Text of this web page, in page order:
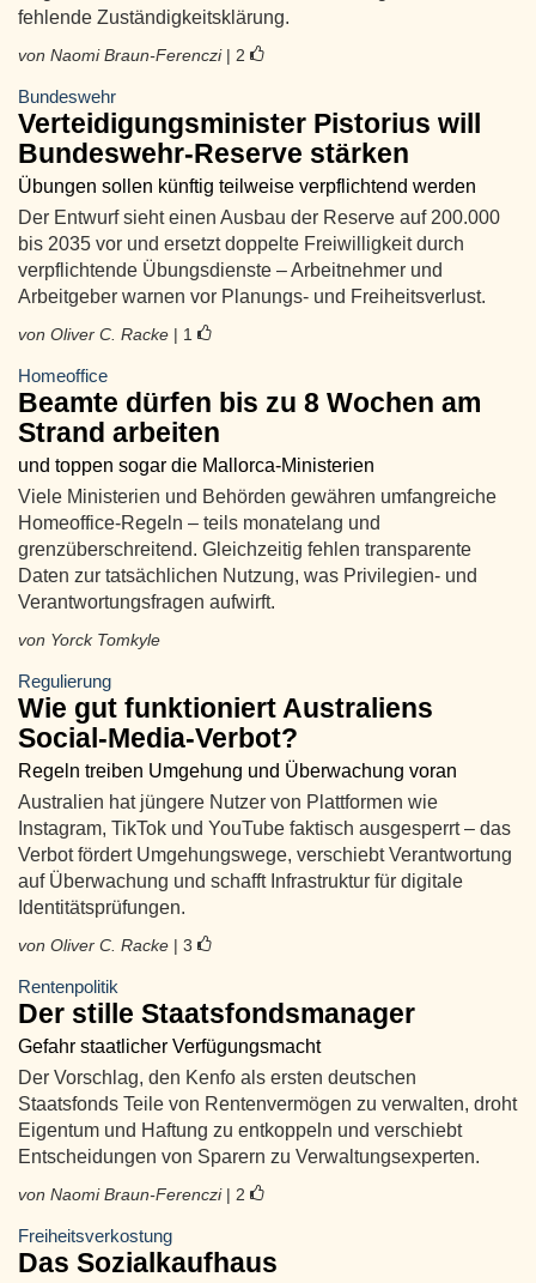
fehlende Zuständigkeitsklärung.
von Naomi Braun-Ferenczi | 2
Bundeswehr
Verteidigungsminister Pistorius will
Bundeswehr-Reserve stärken
Übungen sollen künftig teilweise verpflichtend werden
Der Entwurf sieht einen Ausbau der Reserve auf 200.000
bis 2035 vor und ersetzt doppelte Freiwilligkeit durch
verpflichtende Übungsdienste – Arbeitnehmer und
Arbeitgeber warnen vor Planungs- und Freiheitsverlust.
von Oliver C. Racke | 1
Homeoffice
Beamte dürfen bis zu 8 Wochen am
Strand arbeiten
und toppen sogar die Mallorca-Ministerien
Viele Ministerien und Behörden gewähren umfangreiche
Homeoffice-Regeln – teils monatelang und
grenzüberschreitend. Gleichzeitig fehlen transparente
Daten zur tatsächlichen Nutzung, was Privilegien- und
Verantwortungsfragen aufwirft.
von Yorck Tomkyle
Regulierung
Wie gut funktioniert Australiens
Social-Media-Verbot?
Regeln treiben Umgehung und Überwachung voran
Australien hat jüngere Nutzer von Plattformen wie
Instagram, TikTok und YouTube faktisch ausgesperrt – das
Verbot fördert Umgehungswege, verschiebt Verantwortung
auf Überwachung und schafft Infrastruktur für digitale
Identitätsprüfungen.
von Oliver C. Racke | 3
Rentenpolitik
Der stille Staatsfondsmanager
Gefahr staatlicher Verfügungsmacht
Der Vorschlag, den Kenfo als ersten deutschen
Staatsfonds Teile von Rentenvermögen zu verwalten, droht
Eigentum und Haftung zu entkoppeln und verschiebt
Entscheidungen von Sparern zu Verwaltungsexperten.
von Naomi Braun-Ferenczi | 2
Freiheitsverkostung
Das Sozialkaufhaus